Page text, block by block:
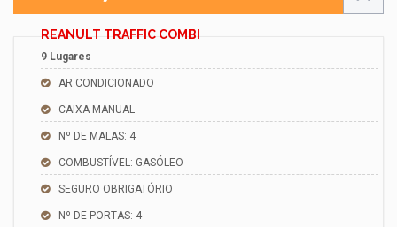
REANULT TRAFFIC COMBI
9 Lugares
AR CONDICIONADO
CAIXA MANUAL
Nº DE MALAS: 4
COMBUSTÍVEL: GASÓLEO
SEGURO OBRIGATÓRIO
Nº DE PORTAS: 4